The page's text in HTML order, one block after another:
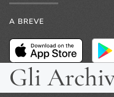
A BREVE
Gli